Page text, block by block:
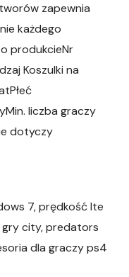
zapewnia
każdego
produkcieNr
Koszulki na
liczba graczy
dotyczy
7, prędkość lte
gry city, predators
dla graczy ps4